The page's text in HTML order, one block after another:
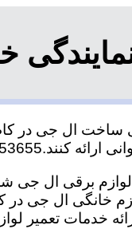
ساخت ال جی در
آقای هاشمی
برقی ال جی
خانگی ال جی در
خدمات تعمیر